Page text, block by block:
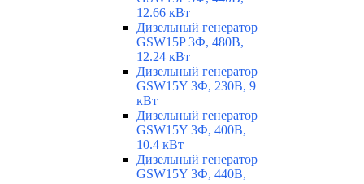
12.66 кВт
Дизельный генератор
GSW15P 3Ф, 480В,
12.24 кВт
Дизельный генератор
GSW15Y 3Ф, 230В, 9
кВт
Дизельный генератор
GSW15Y 3Ф, 400В,
10.4 кВт
Дизельный генератор
GSW15Y 3Ф, 440В,